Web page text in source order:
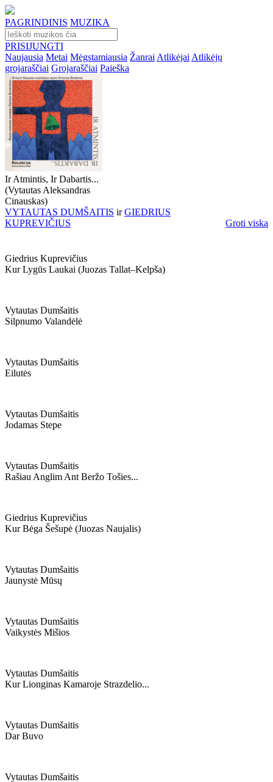
PAGRINDINIS MUZIKA
PRISIJUNGTI
Naujausia Metai Mėgstamiausia Žanrai Atlikėjai Atlikėjų
grojaraščiai Grojaraščiai Paieška
Ir Atmintis, Ir Dabartis...
(Vytautas Aleksandras
Cinauskas)
VYTAUTAS DUMŠAITIS irGIEDRIUS
KUPREVIČIUS
Groti viską
Giedrius Kuprevičius
Kur Lygūs Laukai (juozas Tallat–Kelpša)
Vytautas Dumšaitis
Silpnumo Valandėlė
Vytautas Dumšaitis
Eilutės
Vytautas Dumšaitis
Jodamas Stepe
Vytautas Dumšaitis
Rašiau Anglim Ant Beržo Tošies...
Giedrius Kuprevičius
Kur Bėga Šešupė (juozas Naujalis)
Vytautas Dumšaitis
Jaunystė Mūsų
Vytautas Dumšaitis
Vaikystės Mišios
Vytautas Dumšaitis
Kur Lionginas Kamaroje Strazdelio...
Vytautas Dumšaitis
Dar Buvo
Vytautas Dumšaitis